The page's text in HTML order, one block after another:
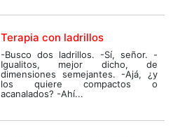
Terapia con ladrillos
-Busco dos ladrillos. -Sí, señor. -
Igualitos, mejor dicho, de
dimensiones semejantes. -Ajá, ¿y
los quiere compactos o
acanalados? -Ahí...